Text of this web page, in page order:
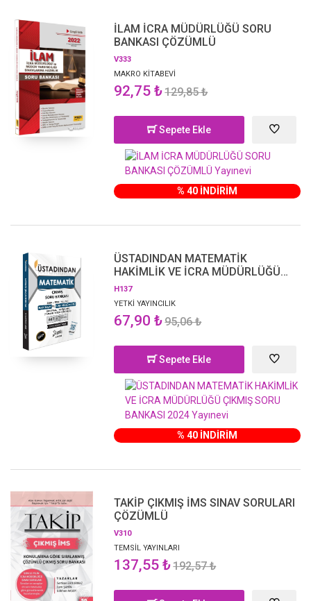
İLAM İCRA MÜDÜRLÜĞÜ SORU
BANKASI ÇÖZÜMLÜ
V333
MAKRO KİTABEVİ
92,75 ₺129,85 ₺
Sepete Ekle
% 40 İNDİRİM
ÜSTADINDAN MATEMATİK
HAKİMLİK VE İCRA MÜDÜRLÜĞÜ
ÇIKMIŞ SORU BANKASI 2024
H137
YETKİ YAYINCILIK
67,90 ₺95,06 ₺
Sepete Ekle
% 40 İNDİRİM
TAKİP ÇIKMIŞ İMS SINAV SORULARI
ÇÖZÜMLÜ
V310
TEMSİL YAYINLARI
137,55 ₺192,57 ₺